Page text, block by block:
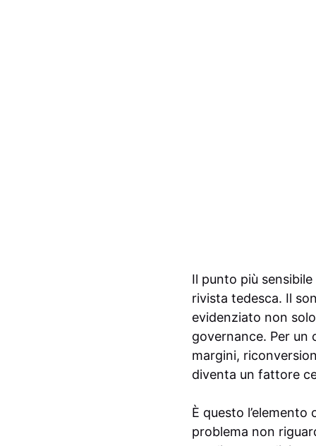
Il punto più
rivista tedesca. Il
evidenziato non
governance. Per
margini,
diventa un fattore
È questo
problema non